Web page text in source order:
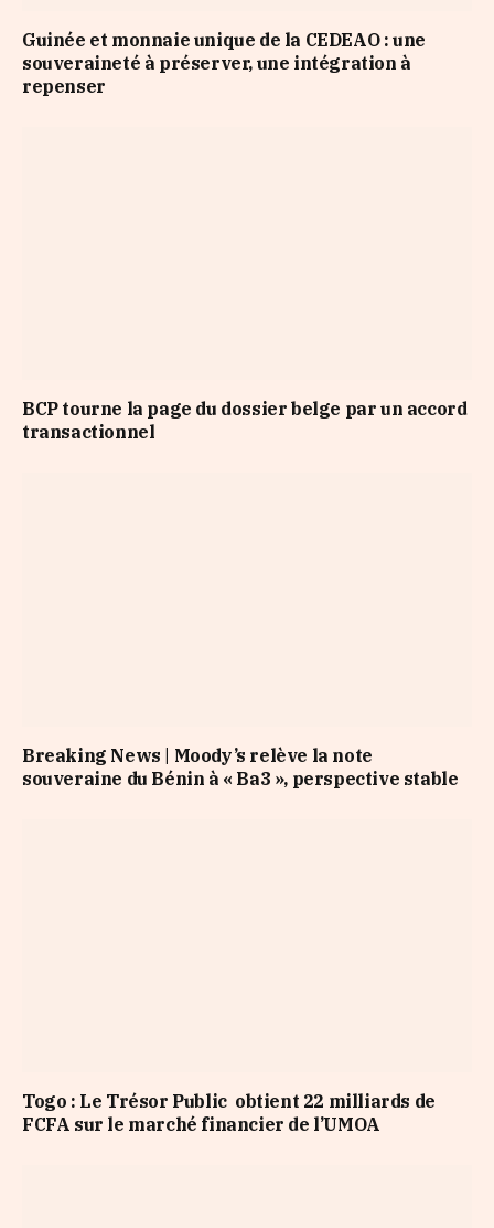
Guinée et monnaie unique de la CEDEAO : une
souveraineté à préserver, une intégration à
repenser
BCP tourne la page du dossier belge par un accord
transactionnel
Breaking News | Moody’s relève la note
souveraine du Bénin à « Ba3 », perspective stable
Togo : Le Trésor Public obtient 22 milliards de
FCFA sur le marché financier de l’UMOA